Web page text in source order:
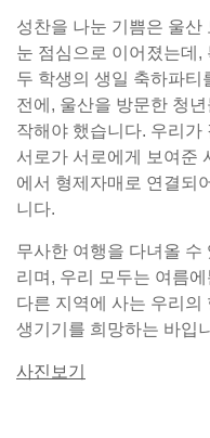
성찬을 나눈 기쁨은 울
눈 점심으로 이어졌는데
두 학생의 생일 축하파티
전에, 울산을 방문한 청
작해야 했습니다. 우리가
서로가 서로에게 보여준
에서 형제자매로 연결되
니다.
무사한 여행을 다녀올 수
리며, 우리 모두는 여름
다른 지역에 사는 우리
생기기를 희망하는 바입
사진보기